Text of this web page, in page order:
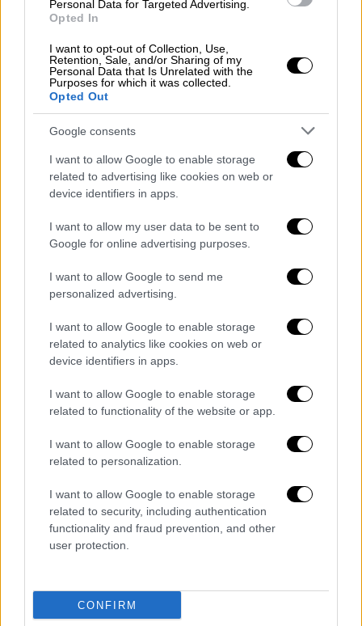
Personal Data for Targeted Advertising.
Opted In
I want to opt-out of Collection, Use,
Retention, Sale, and/or Sharing of my
Personal Data that Is Unrelated with the
Purposes for which it was collected.
Opted Out
Google consents
I want to allow Google to enable storage
related to advertising like cookies on web or
device identifiers in apps.
I want to allow my user data to be sent to
Google for online advertising purposes.
I want to allow Google to send me
personalized advertising.
I want to allow Google to enable storage
related to analytics like cookies on web or
device identifiers in apps.
I want to allow Google to enable storage
related to functionality of the website or app.
I want to allow Google to enable storage
related to personalization.
I want to allow Google to enable storage
related to security, including authentication
functionality and fraud prevention, and other
user protection.
CONFIRM
Έλληνες επιστήμονες ταξιδεύουν για
να μελετήσουν το φαινόμενο
Ομάδες επαγγελματιών και ερασιτεχνών
εκλείψεων από όλη τηνΕλλάδα
ταξίδεψαν
άλλοι στιςΗΠΑκαι άλλοι στο
παρατηρήσουν και να μελετήσουν το
εντυπωσιακό αστρονομικό φαινόμενο.
Κέντρο Επισκεπτών του Εθνικού
Αστεροσκοπείου Αθηνών, στο Θησείο,
Φιόρη-Αναστασία Μεταλληνού, η οποία
ταξίδεψε στο Ντουράνγκο του Μεξικού μαζί
με μέλη της Αστρονομικής Ένωσης Σπάρτης
«Διόσκουροι». Εκεί η έκλειψη θα έχει
συνολική διάρκεια δύο ώρες και 41 λεπτά
και ηολικότητα τρία λεπτά και 47
Όπως εξηγεί η κ. Μεταλληνού στο ΑΠΕ-ΜΠΕ,
το 2024 ο Ήλιος είναι στο μέγιστο της